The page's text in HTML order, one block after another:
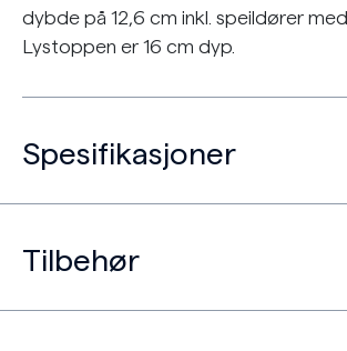
dybde på 12,6 cm inkl. speildører
Lystoppen er 16 cm dyp.
Spesifikasjoner
Tilbehør